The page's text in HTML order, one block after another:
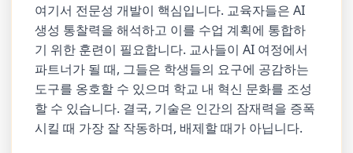
여기서 전문성 개발이 핵심입니다. 교육자들은 AI
생성 통찰력을 해석하고 이를 수업 계획에 통합하
기 위한 훈련이 필요합니다. 교사들이 AI 여정에서
파트너가 될 때, 그들은 학생들의 요구에 공감하는
도구를 옹호할 수 있으며 학교 내 혁신 문화를 조성
할 수 있습니다. 결국, 기술은 인간의 잠재력을 증폭
시킬 때 가장 잘 작동하며, 배제할 때가 아닙니다.